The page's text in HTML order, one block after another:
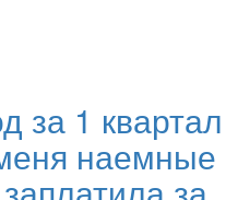
за 1 квартал
наемные